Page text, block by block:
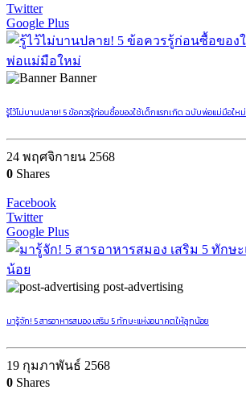
Twitter
Google Plus
Banner
รู้ไว้ไม่บานปลาย! 5 ข้อควรรู้ก่อนซื้อของใช้เด็กแรกเกิด ฉบับพ่อแม่มือใหม่
24 พฤศจิกายน 2568
0 Shares
Facebook
Twitter
Google Plus
post-advertising
มารู้จัก! 5 สารอาหารสมอง เสริม 5 ทักษะแห่งอนาคตให้ลูกน้อย
19 กุมภาพันธ์ 2568
0 Shares